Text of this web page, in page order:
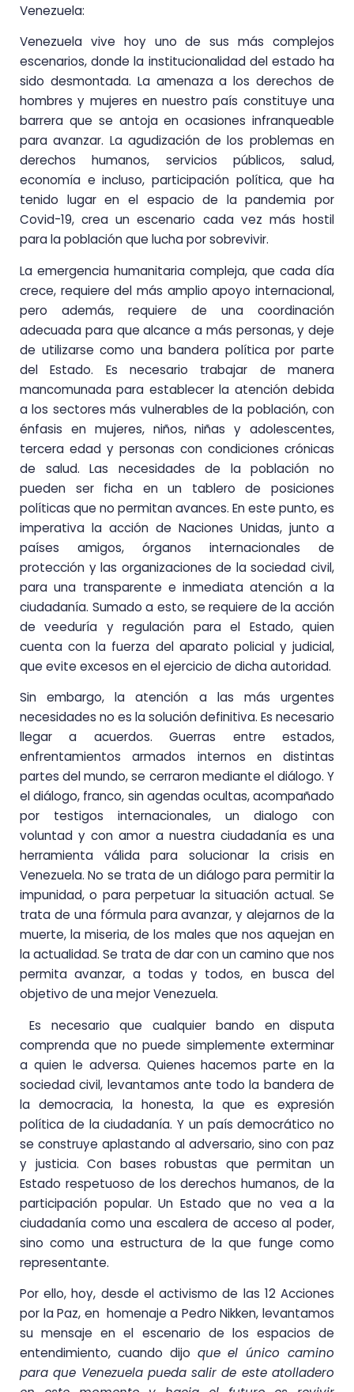
Venezuela:
Venezuela vive hoy uno de sus más complejos
escenarios, donde la institucionalidad del estado ha
sido desmontada. La amenaza a los derechos de
hombres y mujeres en nuestro país constituye una
barrera que se antoja en ocasiones infranqueable
para avanzar. La agudización de los problemas en
derechos humanos, servicios públicos, salud,
economía e incluso, participación política, que ha
tenido lugar en el espacio de la pandemia por
Covid-19, crea un escenario cada vez más hostil
para la población que lucha por sobrevivir.
La emergencia humanitaria compleja, que cada día
crece, requiere del más amplio apoyo internacional,
pero además, requiere de una coordinación
adecuada para que alcance a más personas, y deje
de utilizarse como una bandera política por parte
del Estado. Es necesario trabajar de manera
mancomunada para establecer la atención debida
a los sectores más vulnerables de la población, con
énfasis en mujeres, niños, niñas y adolescentes,
tercera edad y personas con condiciones crónicas
de salud. Las necesidades de la población no
pueden ser ficha en un tablero de posiciones
políticas que no permitan avances. En este punto, es
imperativa la acción de Naciones Unidas, junto a
países amigos, órganos internacionales de
protección y las organizaciones de la sociedad civil,
para una transparente e inmediata atención a la
ciudadanía. Sumado a esto, se requiere de la acción
de veeduría y regulación para el Estado, quien
cuenta con la fuerza del aparato policial y judicial,
que evite excesos en el ejercicio de dicha autoridad.
Sin embargo, la atención a las más urgentes
necesidades no es la solución definitiva. Es necesario
llegar a acuerdos. Guerras entre estados,
enfrentamientos armados internos en distintas
partes del mundo, se cerraron mediante el diálogo. Y
el diálogo, franco, sin agendas ocultas, acompañado
por testigos internacionales, un dialogo con
voluntad y con amor a nuestra ciudadanía es una
herramienta válida para solucionar la crisis en
Venezuela. No se trata de un diálogo para permitir la
impunidad, o para perpetuar la situación actual. Se
trata de una fórmula para avanzar, y alejarnos de la
muerte, la miseria, de los males que nos aquejan en
la actualidad. Se trata de dar con un camino que nos
permita avanzar, a todas y todos, en busca del
objetivo de una mejor Venezuela.
Es necesario que cualquier bando en disputa
comprenda que no puede simplemente exterminar
a quien le adversa. Quienes hacemos parte en la
sociedad civil, levantamos ante todo la bandera de
la democracia, la honesta, la que es expresión
política de la ciudadanía. Y un país democrático no
se construye aplastando al adversario, sino con paz
y justicia. Con bases robustas que permitan un
Estado respetuoso de los derechos humanos, de la
participación popular. Un Estado que no vea a la
ciudadanía como una escalera de acceso al poder,
sino como una estructura de la que funge como
representante.
Por ello, hoy, desde el activismo de las 12 Acciones
por la Paz, en homenaje a Pedro Nikken, levantamos
su mensaje en el escenario de los espacios de
entendimiento, cuando dijo que el único camino
para que Venezuela pueda salir de este atolladero